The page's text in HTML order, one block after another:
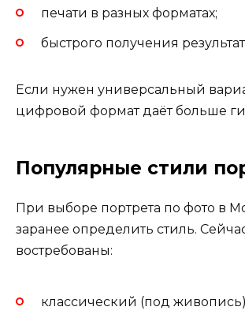
печати в разных форматах;
быстрого получения
Если нужен универсальный
цифровой формат даёт больше
Популярные стили
При выборе портрета по фото в
заранее определить стиль.
востребованы:
классический (под